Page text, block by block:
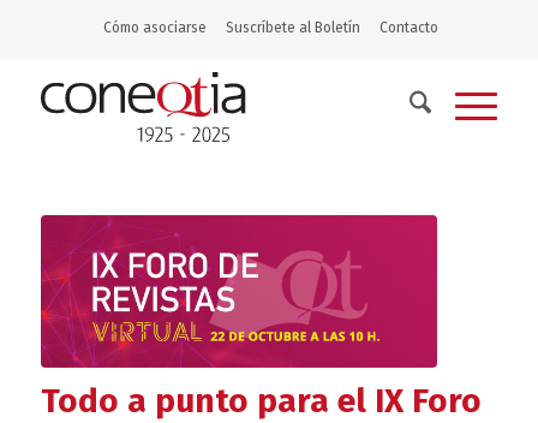
Cómo asociarse Suscríbete al Boletín Contacto
Todo a punto para el IX Foro